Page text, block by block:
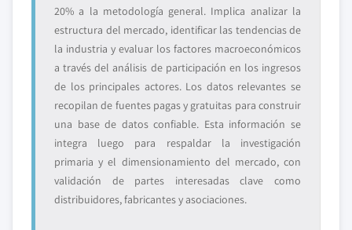
20% a la metodología general. Implica analizar la
estructura del mercado, identificar las tendencias de
la industria y evaluar los factores macroeconómicos
a través del análisis de participación en los ingresos
de los principales actores. Los datos relevantes se
recopilan de fuentes pagas y gratuitas para construir
una base de datos confiable. Esta información se
integra luego para respaldar la investigación
primaria y el dimensionamiento del mercado, con
validación de partes interesadas clave como
distribuidores, fabricantes y asociaciones.